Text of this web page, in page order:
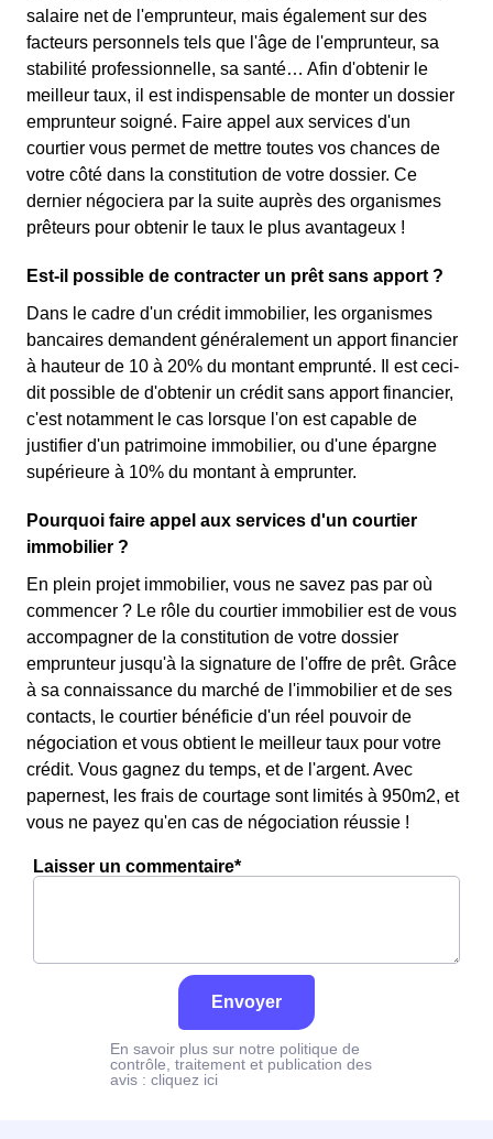
salaire net de l'emprunteur, mais également sur des
facteurs personnels tels que l'âge de l'emprunteur, sa
stabilité professionnelle, sa santé… Afin d'obtenir le
meilleur taux, il est indispensable de monter un dossier
emprunteur soigné. Faire appel aux services d'un
courtier vous permet de mettre toutes vos chances de
votre côté dans la constitution de votre dossier. Ce
dernier négociera par la suite auprès des organismes
prêteurs pour obtenir le taux le plus avantageux !
Est-il possible de contracter un prêt sans apport ?
Dans le cadre d'un crédit immobilier, les organismes
bancaires demandent généralement un apport financier
à hauteur de 10 à 20% du montant emprunté. Il est ceci-
dit possible de d'obtenir un crédit sans apport financier,
c'est notamment le cas lorsque l'on est capable de
justifier d'un patrimoine immobilier, ou d'une épargne
supérieure à 10% du montant à emprunter.
Pourquoi faire appel aux services d'un courtier
immobilier ?
En plein projet immobilier, vous ne savez pas par où
commencer ? Le rôle du courtier immobilier est de vous
accompagner de la constitution de votre dossier
emprunteur jusqu'à la signature de l'offre de prêt. Grâce
à sa connaissance du marché de l'immobilier et de ses
contacts, le courtier bénéficie d'un réel pouvoir de
négociation et vous obtient le meilleur taux pour votre
crédit. Vous gagnez du temps, et de l'argent. Avec
papernest, les frais de courtage sont limités à 950m2, et
vous ne payez qu'en cas de négociation réussie !
Laisser un commentaire*
Envoyer
En savoir plus sur notre politique de
contrôle, traitement et publication des
avis : cliquez ici